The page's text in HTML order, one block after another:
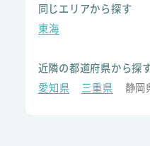
同じエリアから探す
東海
近隣の都道府県から探
愛知県
三重県 静岡